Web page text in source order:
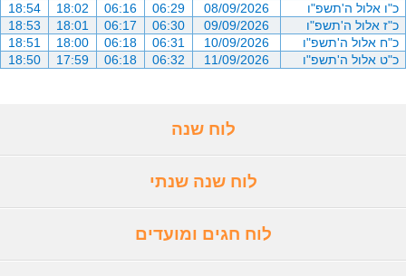
כ"ו אלול ה'תשפ"ו
08/09/2026
06:29
06:16
18:02
18:54
כ"ז אלול ה'תשפ"ו
09/09/2026
06:30
06:17
18:01
18:53
כ"ח אלול ה'תשפ"ו
10/09/2026
06:31
06:18
18:00
18:51
כ"ט אלול ה'תשפ"ו
11/09/2026
06:32
06:18
17:59
18:50
לוח שנה
לוח שנה שנתי
לוח חגים ומועדים